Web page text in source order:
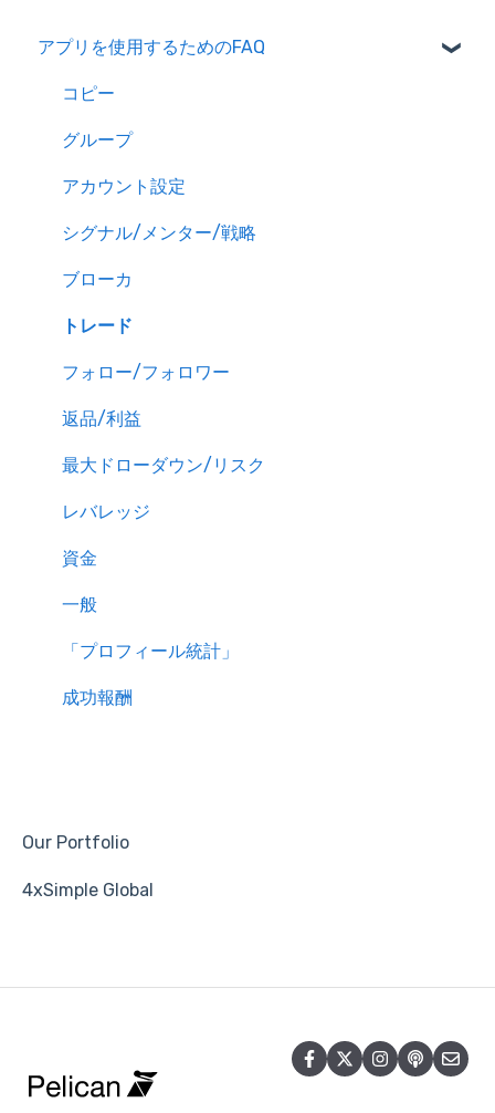
アプリを使用するためのFAQ
コピー
グループ
アカウント設定
シグナル/メンター/戦略
ブローカ
トレード
フォロー/フォロワー
返品/利益
最大ドローダウン/リスク
レバレッジ
資金
一般
「プロフィール統計」
成功報酬
Our Portfolio
4xSimple Global